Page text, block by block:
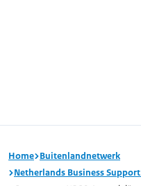
Home Buitenlandnetwerk
Netherlands Business Support